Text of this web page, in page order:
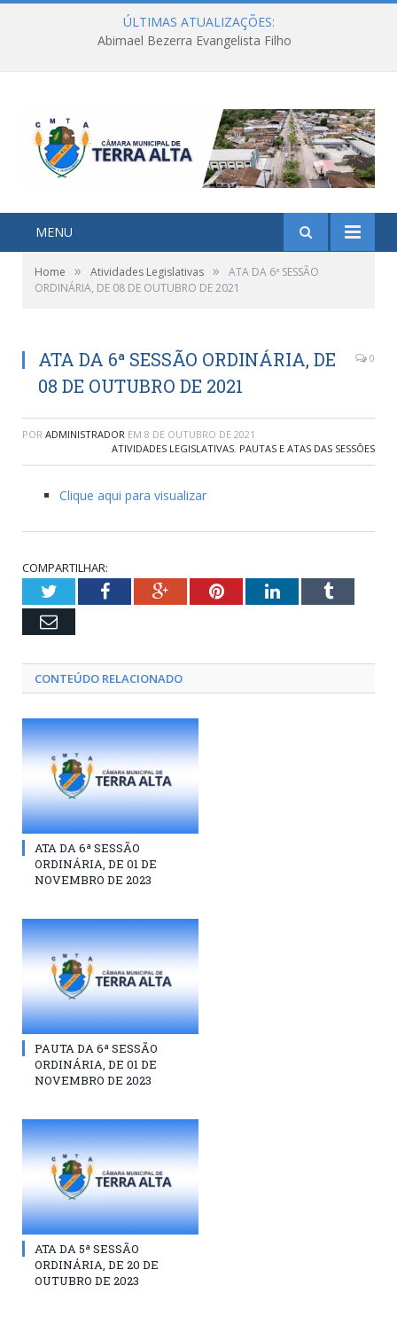
ÚLTIMAS ATUALIZAÇÕES:
Abimael Bezerra Evangelista Filho
MENU
Home » Atividades Legislativas »
ATA DA 6ª SESSÃO
ORDINÁRIA, DE 08 DE OUTUBRO DE 2021
ATA DA 6ª SESSÃO ORDINÁRIA, DE
08 DE OUTUBRO DE 2021
0
POR ADMINISTRADOR EM 8 DE OUTUBRO DE 2021
ATIVIDADES LEGISLATIVAS, PAUTAS E ATAS DAS SESSÕES
Clique aqui para visualizar
COMPARTILHAR:
TwitterFacebookGoogle+PinterestLinkedInTumblr
Email
CONTEÚDO RELACIONADO
ATA DA 6ª SESSÃO
ORDINÁRIA, DE 01 DE
NOVEMBRO DE 2023
PAUTA DA 6ª SESSÃO
ORDINÁRIA, DE 01 DE
NOVEMBRO DE 2023
ATA DA 5ª SESSÃO
ORDINÁRIA, DE 20 DE
OUTUBRO DE 2023